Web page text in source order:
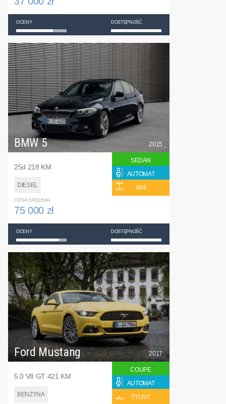
OCENY DOSTĘPNOŚĆ
BMW 5
25d 218 KM
DIESEL
2015
SEDAN
AUTOMAT
4X4
CENA ŚREDNIA
75 000 zł
OCENY DOSTĘPNOŚĆ
Ford Mustang
5.0 V8 GT 421 KM
BENZYNA
2017
COUPE
AUTOMAT
TYLNY